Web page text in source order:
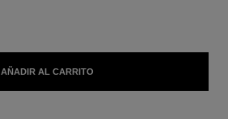
AÑADIR AL CARRITO